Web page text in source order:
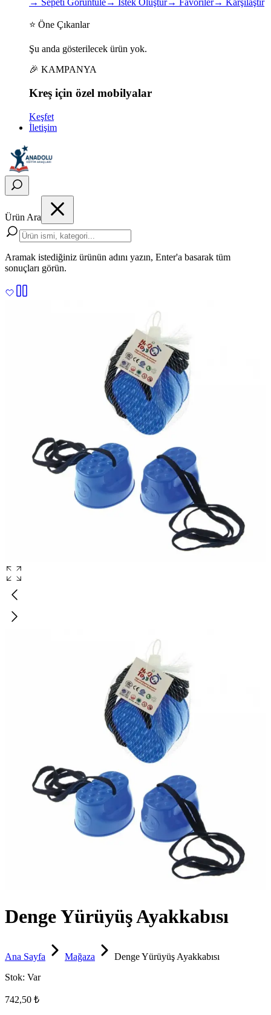
→ Sepeti Görüntüle→ İstek Oluştur→ Favoriler→ Karşılaştır
⭐ Öne Çıkanlar
Şu anda gösterilecek ürün yok.
🎉 KAMPANYA
Kreş için özel mobilyalar
Keşfet
İletişim
Ürün Ara
Aramak istediğiniz ürünün adını yazın, Enter'a basarak tüm
sonuçları görün.
Denge Yürüyüş Ayakkabısı
Ana Sayfa Mağaza
Denge Yürüyüş Ayakkabısı
Stok: Var
742,50 ₺